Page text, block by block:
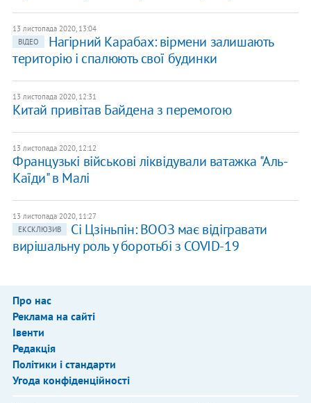
13 листопада 2020, 13:04
ВІДЕО
Нагірний Карабах: вірмени залишають
територію і спалюють свої будинки
13 листопада 2020, 12:31
Китай привітав Байдена з перемогою
13 листопада 2020, 12:12
Французькі військові ліквідували ватажка "Аль-
Каїди" в Малі
13 листопада 2020, 11:27
ЕКСКЛЮЗИВ
Сі Цзіньпін: ВООЗ має відігравати
вирішальну роль у боротьбі з COVID-19
Про нас
Реклама на сайті
Івенти
Редакція
Політики і стандарти
Угода конфіденційності